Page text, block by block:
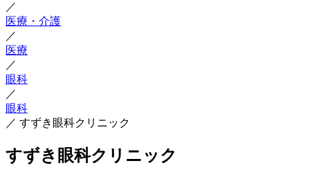
／
医療・介護
／
医療
／
眼科
／
眼科
／ すずき眼科クリニック
すずき眼科クリニック